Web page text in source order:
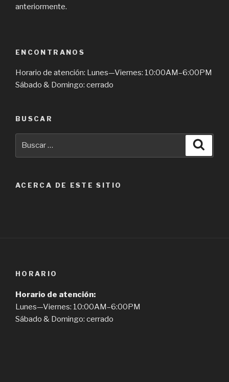
anteriormente.
ENCONTRANOS
Horario de atención: Lunes—Viernes: 10:00AM–6:00PM
Sábado & Domingo: cerrado
BUSCAR
ACERCA DE ESTE SITIO
HORARIO
Horario de atención:
Lunes—Viernes: 10:00AM–6:00PM
Sábado & Domingo: cerrado